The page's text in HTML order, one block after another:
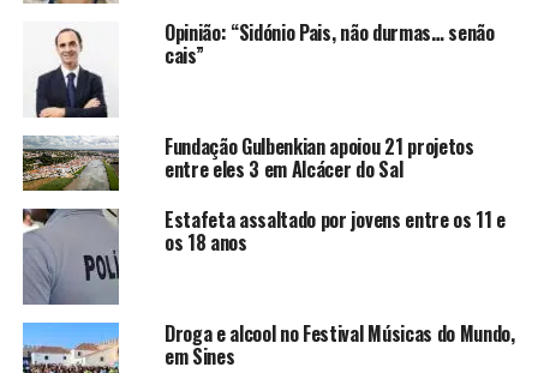
Opinião: “Sidónio Pais, não durmas… senão
cais”
Fundação Gulbenkian apoiou 21 projetos
entre eles 3 em Alcácer do Sal
Estafeta assaltado por jovens entre os 11 e
os 18 anos
Droga e alcool no Festival Músicas do Mundo,
em Sines